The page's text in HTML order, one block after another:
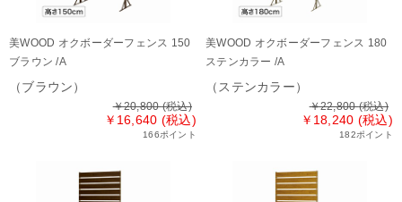
美WOOD オクボーダーフェンス 150
ブラウン /A
（ブラウン）
￥20,800(税込)
￥16,640 (税込)
166ポイント
美WOOD オクボーダーフェンス 180
ステンカラー /A
（ステンカラー）
￥22,800(税込)
￥18,240 (税込)
182ポイント